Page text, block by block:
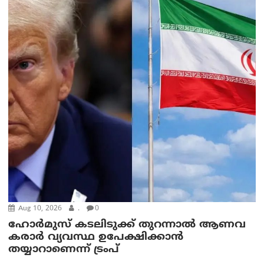
Aug 10, 2026 . 0
ഹോർമുസ് കടലിടുക്ക് തുറന്നാൽ ആണവ
കരാർ വ്യവസ്ഥ ഉപേക്ഷിക്കാൻ
തയ്യാറാണെന്ന് ട്രം‌പ്